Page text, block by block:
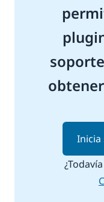
Inicia